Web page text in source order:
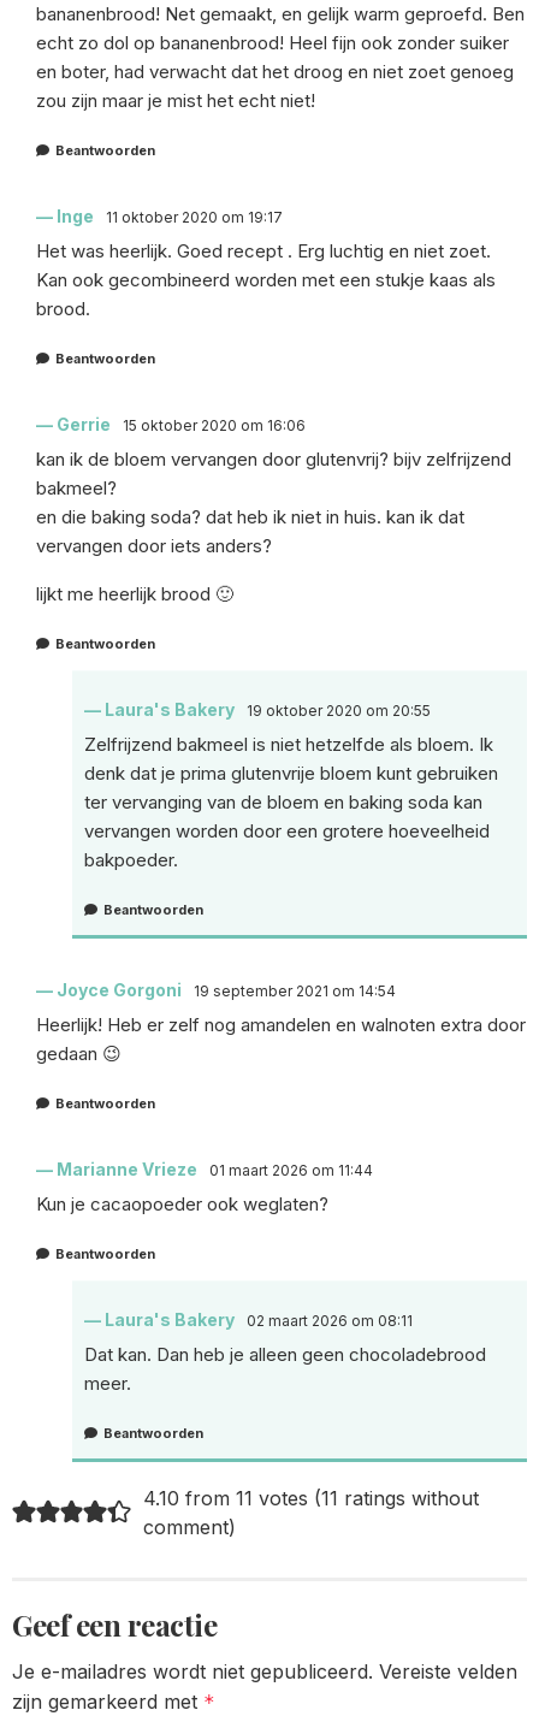
bananenbrood! Net gemaakt, en gelijk warm geproefd. Ben
echt zo dol op bananenbrood! Heel fijn ook zonder suiker
en boter, had verwacht dat het droog en niet zoet genoeg
zou zijn maar je mist het echt niet!
Beantwoorden
Inge 11 oktober 2020 om 19:17
Het was heerlijk. Goed recept . Erg luchtig en niet zoet.
Kan ook gecombineerd worden met een stukje kaas als
brood.
Beantwoorden
Gerrie 15 oktober 2020 om 16:06
kan ik de bloem vervangen door glutenvrij? bijv zelfrijzend
bakmeel?
en die baking soda? dat heb ik niet in huis. kan ik dat
vervangen door iets anders?
lijkt me heerlijk brood 🙂
Beantwoorden
Laura's Bakery 19 oktober 2020 om 20:55
Zelfrijzend bakmeel is niet hetzelfde als bloem. Ik
denk dat je prima glutenvrije bloem kunt gebruiken
ter vervanging van de bloem en baking soda kan
vervangen worden door een grotere hoeveelheid
bakpoeder.
Beantwoorden
Joyce Gorgoni 19 september 2021 om 14:54
Heerlijk! Heb er zelf nog amandelen en walnoten extra door
gedaan 😉
Beantwoorden
Marianne Vrieze 01 maart 2026 om 11:44
Kun je cacaopoeder ook weglaten?
Beantwoorden
Laura's Bakery 02 maart 2026 om 08:11
Dat kan. Dan heb je alleen geen chocoladebrood
meer.
Beantwoorden
4.10 from 11 votes (11 ratings without
comment)
Geef een reactie
Je e-mailadres wordt niet gepubliceerd. Vereiste velden
zijn gemarkeerd met *